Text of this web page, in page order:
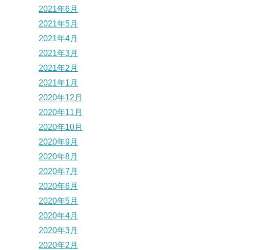
2021年6月
2021年5月
2021年4月
2021年3月
2021年2月
2021年1月
2020年12月
2020年11月
2020年10月
2020年9月
2020年8月
2020年7月
2020年6月
2020年5月
2020年4月
2020年3月
2020年2月